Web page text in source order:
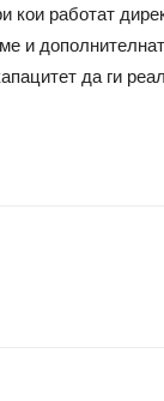
кои работат
и
да ги